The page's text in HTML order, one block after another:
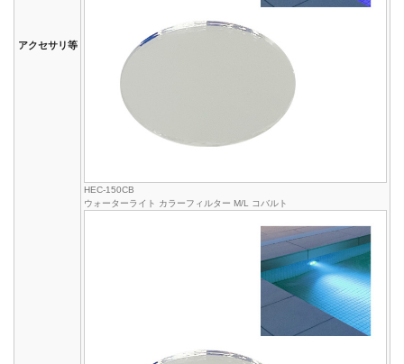
アクセサリ等
HEC-150CB
ウォーターライト カラーフィルター M/L コバルト